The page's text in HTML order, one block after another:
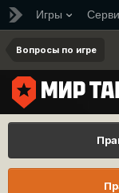
Игры
Вопросы по игре